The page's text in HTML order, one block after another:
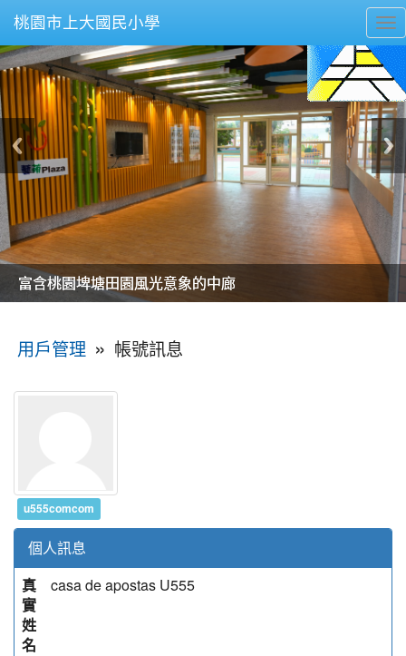
桃園市上大國民小學
美麗的操場是我們活力的來源
美麗的操場是我們活力的來源
煥然一新的小司令台
煥然一新的小司令台
富含桃園埤塘田園風光意象的中廊
富含桃園埤塘田園風光意象的中廊
嶄新的中庭廣場
嶄新的中庭廣場
水生池生生不息
水生池生生不息
用戶管理 » 帳號訊息
u555comcom
個人訊息
真
實
姓
名
casa de apostas U555